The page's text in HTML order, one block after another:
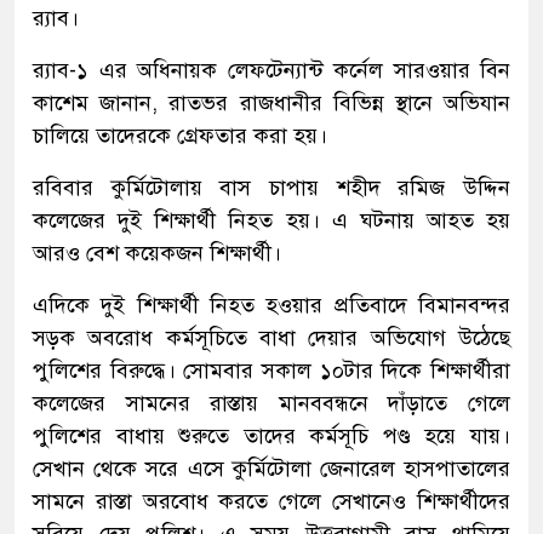
র‌্যাব।
র‌্যাব-১ এর অধিনায়ক লেফটেন্যান্ট কর্নেল সারওয়ার বিন
কাশেম জানান, রাতভর রাজধানীর বিভিন্ন স্থানে অভিযান
চালিয়ে তাদেরকে গ্রেফতার করা হয়।
রবিবার কুর্মিটোলায় বাস চাপায় শহীদ রমিজ উদ্দিন
কলেজের দুই শিক্ষার্থী নিহত হয়। এ ঘটনায় আহত হয়
আরও বেশ কয়েকজন শিক্ষার্থী।
এদিকে দুই শিক্ষার্থী নিহত হওয়ার প্রতিবাদে বিমানবন্দর
সড়ক অবরোধ কর্মসূচিতে বাধা দেয়ার অভিযোগ উঠেছে
পুলিশের বিরুদ্ধে। সোমবার সকাল ১০টার দিকে শিক্ষার্থীরা
কলেজের সামনের রাস্তায় মানববন্ধনে দাঁড়াতে গেলে
পুলিশের বাধায় শুরুতে তাদের কর্মসূচি পণ্ড হয়ে যায়।
সেখান থেকে সরে এসে কুর্মিটোলা জেনারেল হাসপাতালের
সামনে রাস্তা অরবোধ করতে গেলে সেখানেও শিক্ষার্থীদের